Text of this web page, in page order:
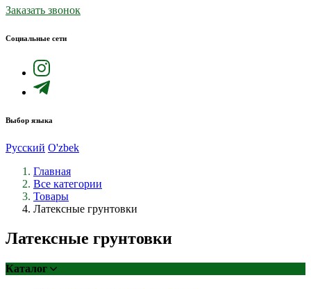
Заказать звонок
Социальные сети
Выбор языка
Русский O'zbek
Главная
Все категории
Товары
Латексные грунтовки
Латексные грунтовки
Каталог